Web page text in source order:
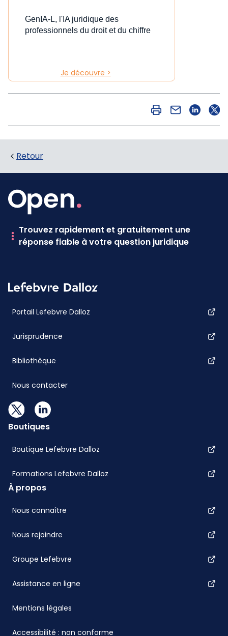
GenIA-L, l'IA juridique des
professionnels du droit et du chiffre
Je découvre >
Retour
Trouvez rapidement et gratuitement une
réponse fiable à votre question juridique
Portail Lefebvre Dalloz
Jurisprudence
Bibliothèque
Nous contacter
Boutiques
Boutique Lefebvre Dalloz
Formations Lefebvre Dalloz
À propos
Nous connaître
Nous rejoindre
Groupe Lefebvre
Assistance en ligne
Mentions légales
Accessibilité : non conforme